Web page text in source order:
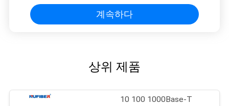
계속하다
상위 제품
10 100 1000Base-T